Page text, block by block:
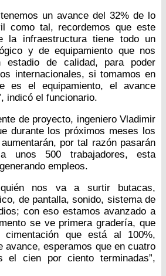
un avance del 32% de lo
como tal, recordemos que este
la infraestructura tiene todo un
y de equipamiento que nos
estadio de calidad, para poder
internacionales, si tomamos en
es el equipamiento, el avance
indicó el funcionario.
de proyecto, ingeniero Vladimir
durante los próximos meses los
por tal razón pasarán
unos 500 trabajadores, esta
empleos.
quién nos va a surtir butacas,
de pantalla, sonido, sistema de
con eso estamos avanzado a
se ve primera gradería, que
cimentación que está al 100%,
avance, esperamos que en cuatro
el cien por ciento terminadas”,